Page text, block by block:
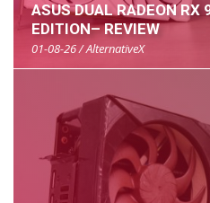
ASUS DUAL RADEON
EDITION– REVIEW
01-08-26 / AlternativeX